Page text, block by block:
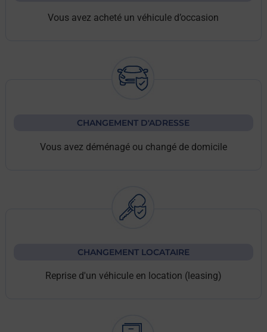
Vous avez acheté un véhicule d’occasion
CHANGEMENT D'ADRESSE
Vous avez déménagé ou changé de domicile
CHANGEMENT LOCATAIRE
Reprise d'un véhicule en location (leasing)